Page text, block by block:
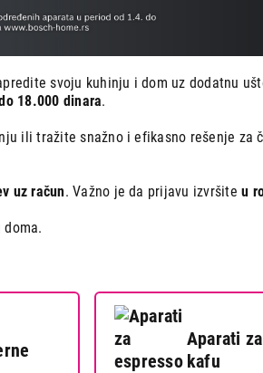
svoju kuhinju i dom uz dodatnu
18.000 dinara.
ili tražite snažno i efikasno rešenje za
uz račun. Važno je da prijavu izvršiteu
Aparati
kafu